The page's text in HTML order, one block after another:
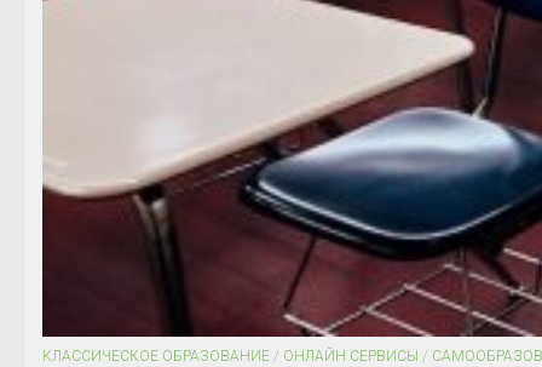
КЛАССИЧЕСКОЕ ОБРАЗОВАНИЕ / ОНЛАЙН СЕРВИСЫ /